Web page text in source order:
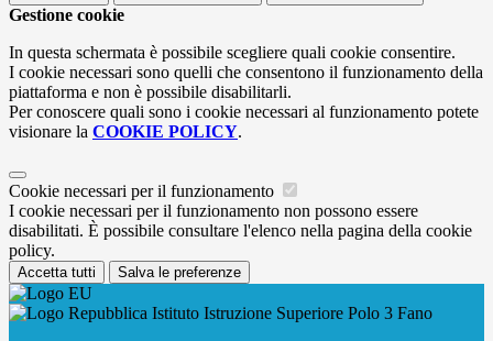
Gestione cookie
In questa schermata è possibile scegliere quali cookie consentire.
I cookie necessari sono quelli che consentono il funzionamento della
piattaforma e non è possibile disabilitarli.
Per conoscere quali sono i cookie necessari al funzionamento potete
visionare la COOKIE POLICY.
Cookie necessari per il funzionamento
I cookie necessari per il funzionamento non possono essere
disabilitati. È possibile consultare l'elenco nella pagina della cookie
policy.
Accetta tutti Salva le preferenze
Istituto Istruzione Superiore Polo 3 Fano